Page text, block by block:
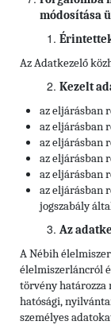
módosítása
Az Adatkezelő
Kezelt
az eljárásban
az eljárásban
az eljárásban
az eljárásban
az eljárásban
az eljárásban
jogszabály
Az
A Nébih
élelmiszerláncról
törvény határozza
hatósági,
személyes